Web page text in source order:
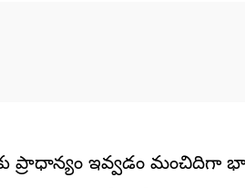
ప్రాధాన్యం ఇవ్వడం మంచిదిగా